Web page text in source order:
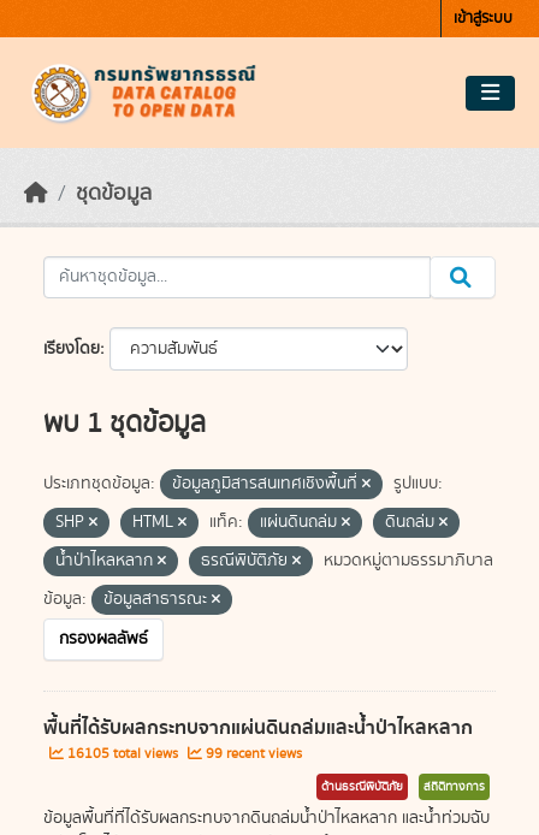
เข้าสู่ระบบ
ชุดข้อมูล
เรียงโดย
พบ 1 ชุดข้อมูล
ประเภทชุดข้อมูล: ข้อมูลภูมิสารสนเทศเชิงพื้นที่
รูปแบบ:
SHP
HTML แท็ค: แผ่นดินถล่ม
ดินถล่ม
น้ำป่าไหลหลาก
ธรณีพิบัติภัย
หมวดหมู่ตามธรรมาภิบาล
ข้อมูล:
ข้อมูลสาธารณะ
กรองผลลัพธ์
พื้นที่ได้รับผลกระทบจากแผ่นดินถล่มและน้ำป่าไหลหลาก
16105 total views 99 recent views
ด้านธรณีพิบัติภัย สถิติทางการ
ข้อมูลพื้นที่ที่ได้รับผลกระทบจากดินถล่มน้ำป่าไหลหลาก และน้ำท่วมฉับ